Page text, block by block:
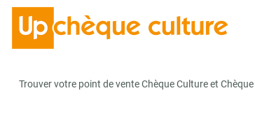
Trouver votre point de vente Chèque Culture et